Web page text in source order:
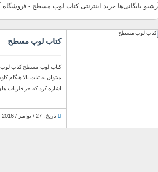
آرشیو بایگانی‌ها خرید اینترنتی کتاب لوپ مسطح - فروشگاه
کتاب لوپ مسطح
میتوان به ثبات بالا هنگام
اشاره کرد که جز فلزیاب
تاریخ : 27 / نوامبر / 2016